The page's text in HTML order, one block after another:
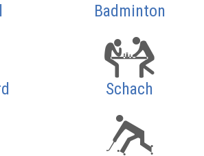
Badminton
Schach